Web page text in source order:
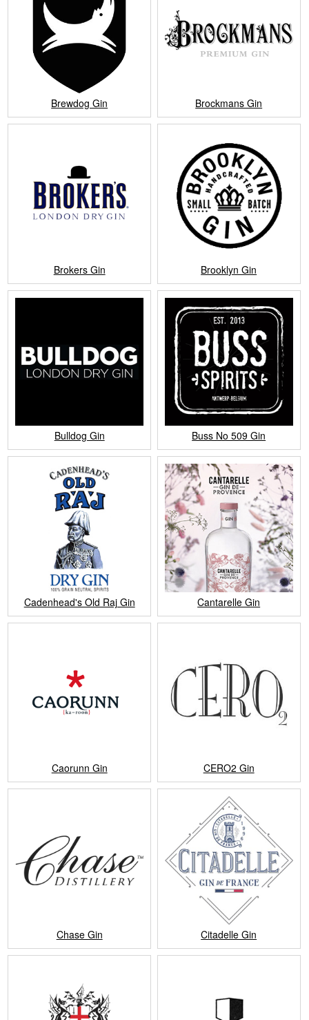
Brewdog Gin Brockmans Gin
Brokers Gin Brooklyn Gin
Bulldog Gin Buss No 509 Gin
Cadenhead's Old Raj Gin Cantarelle Gin
Caorunn Gin CERO2 Gin
Chase Gin Citadelle Gin